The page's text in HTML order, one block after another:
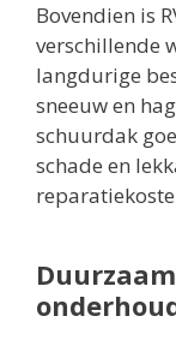
Bovendien is
verschillende
langdurige
sneeuw en
schuurdak
schade en